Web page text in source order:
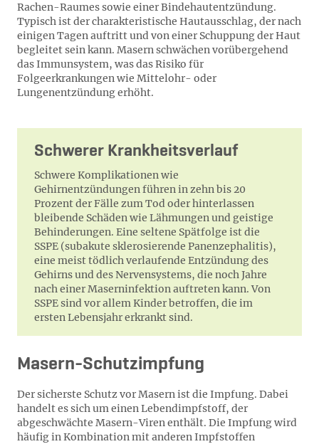
Rachen-Raumes sowie einer Bindehautentzündung.
Typisch ist der charakteristische Hautausschlag, der nach
einigen Tagen auftritt und von einer Schuppung der Haut
begleitet sein kann. Masern schwächen vorübergehend
das Immunsystem, was das Risiko für
Folgeerkrankungen wie Mittelohr- oder
Lungenentzündung erhöht.
Schwerer Krankheitsverlauf
Schwere Komplikationen wie
Gehirnentzündungen führen in zehn bis 20
Prozent der Fälle zum Tod oder hinterlassen
bleibende Schäden wie Lähmungen und geistige
Behinderungen. Eine seltene Spätfolge ist die
SSPE (subakute sklerosierende Panenzephalitis),
eine meist tödlich verlaufende Entzündung des
Gehirns und des Nervensystems, die noch Jahre
nach einer Maserninfektion auftreten kann. Von
SSPE sind vor allem Kinder betroffen, die im
ersten Lebensjahr erkrankt sind.
Masern-Schutzimpfung
Der sicherste Schutz vor Masern ist die Impfung. Dabei
handelt es sich um einen Lebendimpfstoff, der
abgeschwächte Masern-Viren enthält. Die Impfung wird
häufig in Kombination mit anderen Impfstoffen